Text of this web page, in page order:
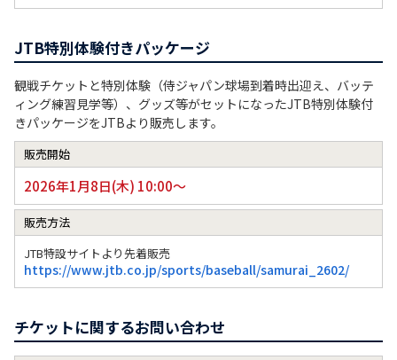
JTB特別体験付きパッケージ
観戦チケットと特別体験（侍ジャパン球場到着時出迎え、バッテ
ィング練習見学等）、グッズ等がセットになったJTB特別体験付
きパッケージをJTBより販売します。
販売開始
2026年1月8日(木) 10:00～
販売方法
JTB特設サイトより先着販売
https://www.jtb.co.jp/sports/baseball/samurai_2602/
チケットに関するお問い合わせ